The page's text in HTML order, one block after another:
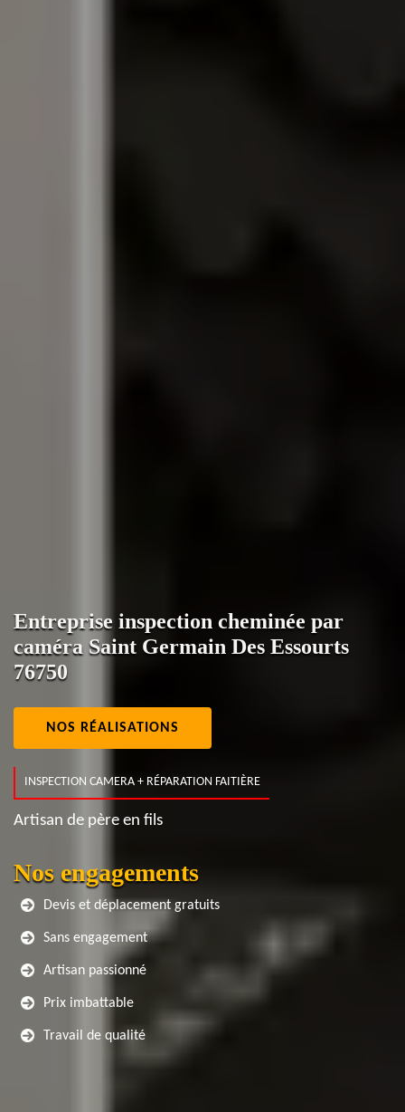
Entreprise inspection cheminée par
caméra Saint Germain Des Essourts
76750
NOS RÉALISATIONS
INSPECTION CAMERA + RÉPARATION FAITIÈRE
Artisan de père en fils
Nos engagements
Devis et déplacement gratuits
Sans engagement
Artisan passionné
Prix imbattable
Travail de qualité